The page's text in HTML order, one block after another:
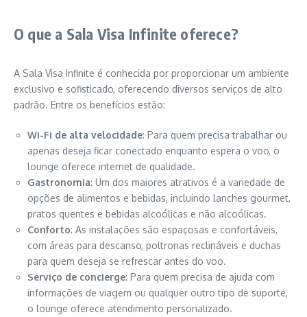
O que a Sala Visa Infinite oferece?
A Sala Visa Infinite é conhecida por proporcionar um ambiente
exclusivo e sofisticado, oferecendo diversos serviços de alto
padrão. Entre os benefícios estão:
Wi-Fi de alta velocidade: Para quem precisa trabalhar ou
apenas deseja ficar conectado enquanto espera o voo, o
lounge oferece internet de qualidade.
Gastronomia: Um dos maiores atrativos é a variedade de
opções de alimentos e bebidas, incluindo lanches gourmet,
pratos quentes e bebidas alcoólicas e não alcoólicas.
Conforto: As instalações são espaçosas e confortáveis,
com áreas para descanso, poltronas reclináveis e duchas
para quem deseja se refrescar antes do voo.
Serviço de concierge: Para quem precisa de ajuda com
informações de viagem ou qualquer outro tipo de suporte,
o lounge oferece atendimento personalizado.